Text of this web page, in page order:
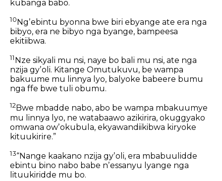
kubanga babo.
10Ngʼebintu byonna bwe biri ebyange ate era nga
bibyo, era ne bibyo nga byange, bampeesa
ekitiibwa.
11 Nze sikyali mu nsi, naye bo bali mu nsi, ate nga
nzija gyʼoli. Kitange Omutukuvu, be wampa
bakuume mu linnya lyo, balyoke babeere bumu
nga ffe bwe tuli obumu.
12Bwe mbadde nabo, abo be wampa mbakuumye
mu linnya lyo, ne watabaawo azikirira, okuggyako
omwana owʼokubula, ekyawandiikibwa kiryoke
kituukirire.”
13“Nange kaakano nzija gyʼoli, era mbabuulidde
ebintu bino nabo babe nʼessanyu lyange nga
lituukiridde mu bo.